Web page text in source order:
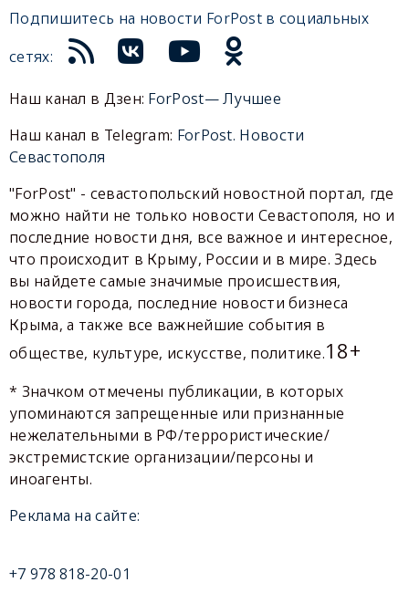
Подпишитесь на новости ForPost в социальных
сетях:
Наш канал в Дзен: ForPost— Лучшее
Наш канал в Telegram: ForPost. Новости
Севастополя
"ForPost" - севастопольский новостной портал, где
можно найти не только новости Севастополя, но и
последние новости дня, все важное и интересное,
что происходит в Крыму, России и в мире. Здесь
вы найдете самые значимые происшествия,
новости города, последние новости бизнеса
Крыма, а также все важнейшие события в
обществе, культуре, искусстве, политике.18+
* Значком отмечены публикации, в которых
упоминаются запрещенные или признанные
нежелательными в РФ/террористические/
экстремистские организации/персоны и
иноагенты.
Реклама на сайте:
+7 978 818-20-01